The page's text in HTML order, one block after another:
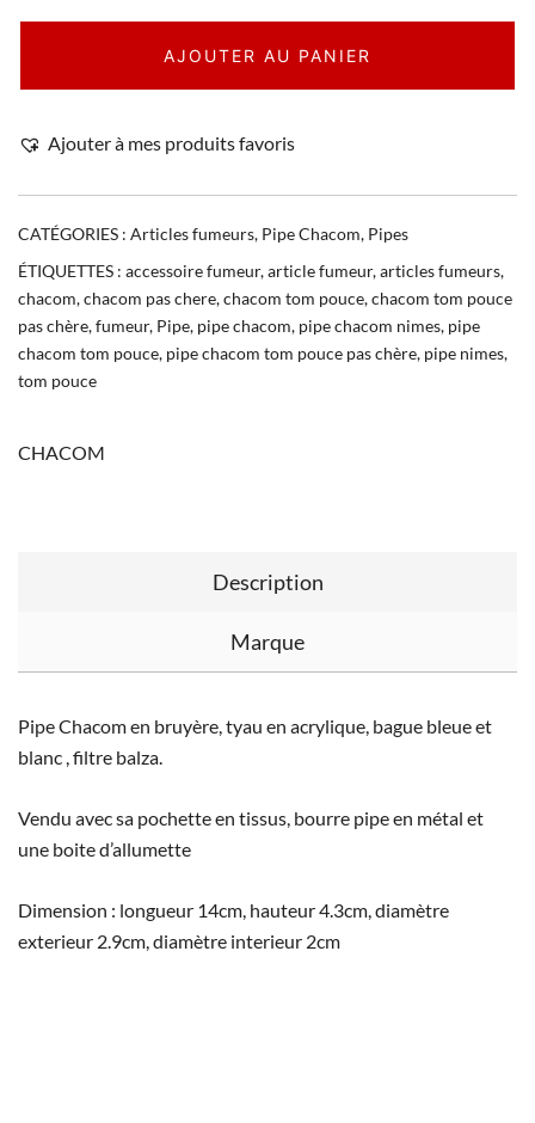
AJOUTER AU PANIER
Ajouter à mes produits favoris
CATÉGORIES : Articles fumeurs, Pipe Chacom, Pipes
ÉTIQUETTES : accessoire fumeur,article fumeur,articles fumeurs,
chacom,chacom pas chere,chacom tom pouce,chacom tom pouce
pas chère,fumeur, Pipe, pipe chacom, pipe chacom nimes, pipe
chacom tom pouce, pipe chacom tom pouce pas chère, pipe nimes,
tom pouce
CHACOM
Description
Marque
Pipe Chacom en bruyère, tyau en acrylique, bague bleue et
blanc , filtre balza.
Vendu avec sa pochette en tissus, bourre pipe en métal et
une boite d’allumette
Dimension : longueur 14cm, hauteur 4.3cm, diamètre
exterieur 2.9cm, diamètre interieur 2cm